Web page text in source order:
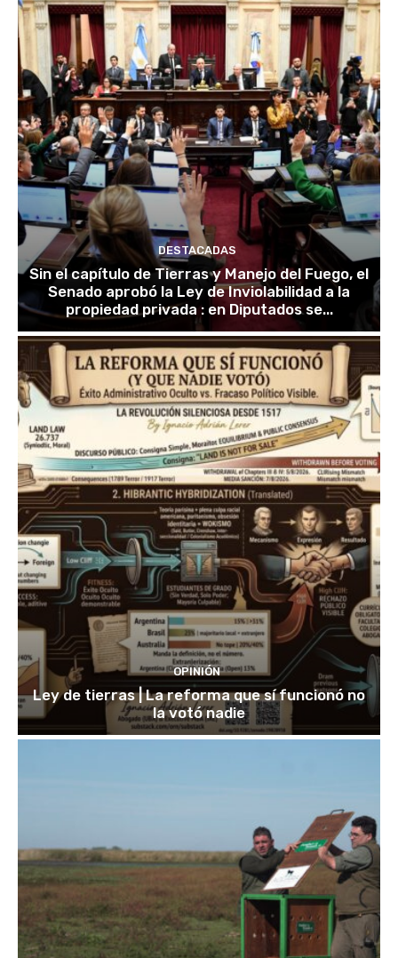
DESTACADAS
Sin el capítulo de Tierras y Manejo del Fuego, el
Senado aprobó la Ley de Inviolabilidad a la
propiedad privada : en Diputados se...
OPINIÓN
Ley de tierras | La reforma que sí funcionó no
la votó nadie